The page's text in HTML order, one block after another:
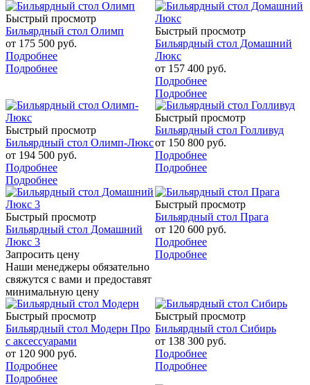
Быстрый просмотр
Бильярдный стол Олимп
от 175 500 руб.
Подробнее
Подробнее
Быстрый просмотр
Бильярдный стол Домашний
Люкс
от 157 400 руб.
Подробнее
Подробнее
Быстрый просмотр
Бильярдный стол Олимп-Люкс
от 194 500 руб.
Подробнее
Подробнее
Быстрый просмотр
Бильярдный стол Голливуд
от 150 800 руб.
Подробнее
Подробнее
Быстрый просмотр
Бильярдный стол Домашний
Люкс 3
Запросить цену
Наши менеджеры обязательно
свяжутся с вами и предоставят
минимальную цену
Быстрый просмотр
Бильярдный стол Прага
от 120 600 руб.
Подробнее
Подробнее
Быстрый просмотр
Бильярдный стол Модерн Про
с аксессуарами
от 120 900 руб.
Подробнее
Подробнее
Быстрый просмотр
Бильярдный стол Сибирь
от 138 300 руб.
Подробнее
Подробнее